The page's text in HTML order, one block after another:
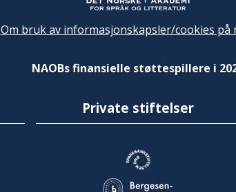
Om bruk av informasjonskapsler/cookies på
NAOBs finansielle støttespillere i
Private stiftelser